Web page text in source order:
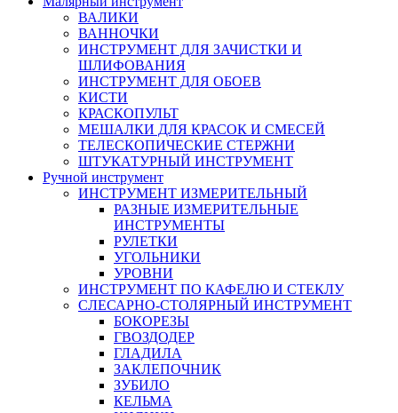
ВАЛИКИ
ВАННОЧКИ
ИНСТРУМЕНТ ДЛЯ ЗАЧИСТКИ И
ШЛИФОВАНИЯ
ИНСТРУМЕНТ ДЛЯ ОБОЕВ
КИСТИ
КРАСКОПУЛЬТ
МЕШАЛКИ ДЛЯ КРАСОК И СМЕСЕЙ
ТЕЛЕСКОПИЧЕСКИЕ СТЕРЖНИ
ШТУКАТУРНЫЙ ИНСТРУМЕНТ
Ручной инструмент
ИНСТРУМЕНТ ИЗМЕРИТЕЛЬНЫЙ
РАЗНЫЕ ИЗМЕРИТЕЛЬНЫЕ
ИНСТРУМЕНТЫ
РУЛЕТКИ
УГОЛЬНИКИ
УРОВНИ
ИНСТРУМЕНТ ПО КАФЕЛЮ И СТЕКЛУ
СЛЕСАРНО-СТОЛЯРНЫЙ ИНСТРУМЕНТ
БОКОРЕЗЫ
ГВОЗДОДЕР
ГЛАДИЛА
ЗАКЛЕПОЧНИК
ЗУБИЛО
КЕЛЬМА